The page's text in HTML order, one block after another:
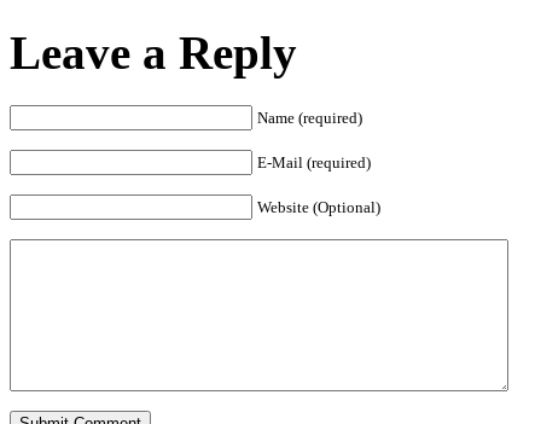
Leave a Reply
Name (required)
E-Mail (required)
Website (Optional)